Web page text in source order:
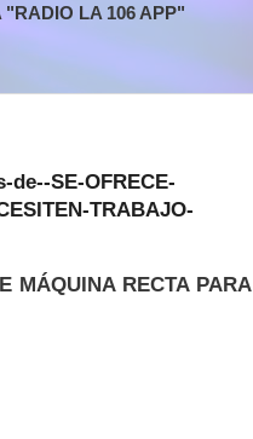
LA 106 APP"
MÁQUINA RECTA PARA